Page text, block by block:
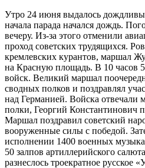
Утро 24 июня выдалось
начала парада начался дождь.
вечеру. Из-за этого отменили
проход советских трудящихся.
кремлевских курантов, маршал
на Красную площадь. В 10 часов 5
войск. Великий маршал
сводных полков и поздравлял
над Германией. Войска отвечали
полки, Георгий Константинович
Маршал поздравил советский
вооруженные силы с победой.
исполнении 1400 военных
50 залпов артиллерийского
разнеслось троекратное русское